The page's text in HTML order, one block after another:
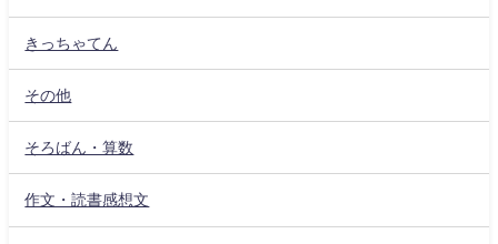
きっちゃてん
その他
そろばん・算数
作文・読書感想文